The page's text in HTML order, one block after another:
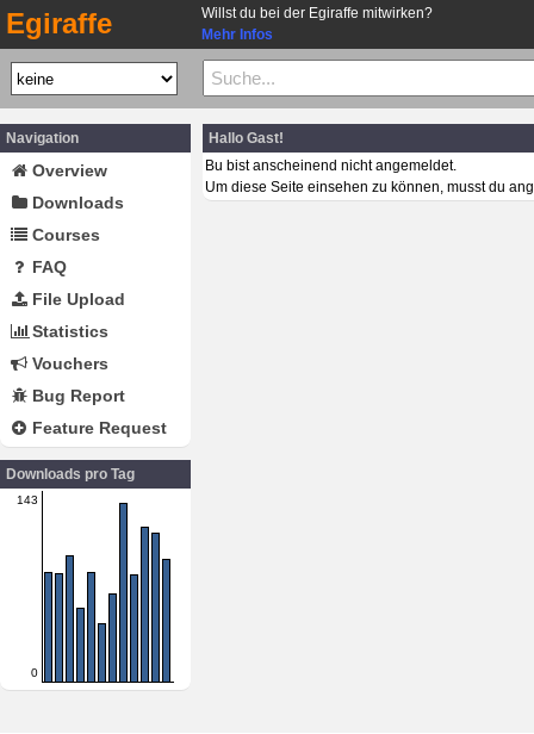
Egiraffe
Willst du bei der Egiraffe mitwirken?
Mehr Infos
Navigation
Overview
Downloads
Courses
FAQ
File Upload
Statistics
Vouchers
Bug Report
Feature Request
Downloads pro Tag
143
0
Hallo Gast!
Bu bist anscheinend nicht angemeldet.
Um diese Seite einsehen zu können, musst du